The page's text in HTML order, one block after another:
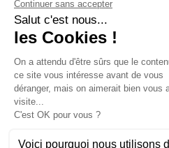
Ma facture
Mentions légales
Conditions générales
SERVICE
Pièces détachées